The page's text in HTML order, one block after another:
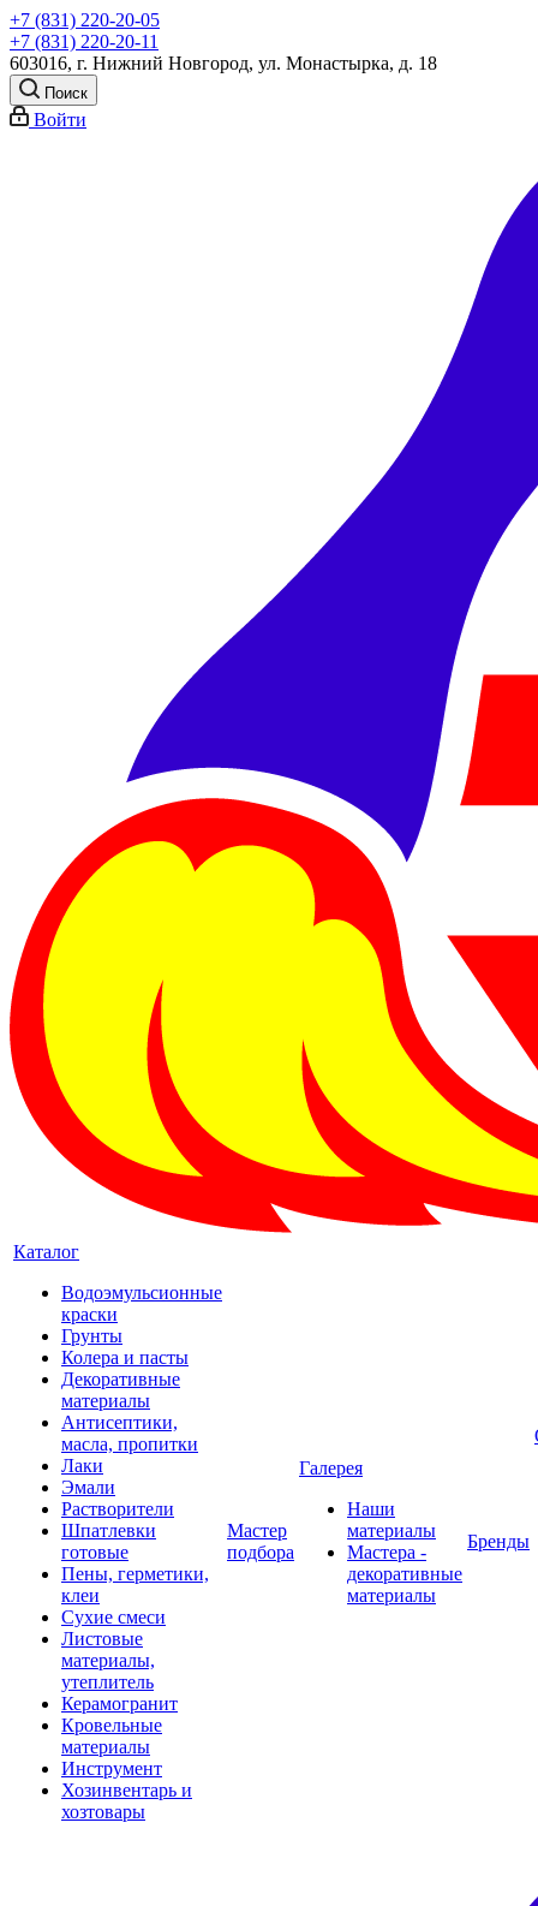
+7 (831) 220-20-05
+7 (831) 220-20-11
603016, г. Нижний Новгород, ул. Монастырка, д. 18
Поиск
Войти
Каталог
Водоэмульсионные
краски
Грунты
Колера и пасты
Декоративные
материалы
Антисептики,
масла, пропитки
Лаки
Эмали
Растворители
Шпатлевки
готовые
Пены, герметики,
клеи
Сухие смеси
Листовые
материалы,
утеплитель
Керамогранит
Кровельные
материалы
Инструмент
Хозинвентарь и
хозтовары
Мастер
подбора
Галерея
Наши
материалы
Мастера -
декоративные
материалы
Бренды